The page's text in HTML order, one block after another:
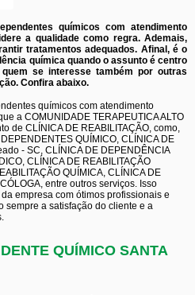
químicos com atendimento
a qualidade como regra. Ademais,
tratamentos adequados. Afinal, é o
química quando o assunto é centro
se interesse também por outras
Confira abaixo.
químicos com atendimento
a COMUNIDADE TERAPEUTICA ALTO
de CLÍNICA DE REABILITAÇÃO, como,
QUÍMICO, CLÍNICA DE
- SC, CLÍNICA DE DEPENDÊNCIA
CLÍNICA DE REABILITAÇÃO
QUÍMICA, CLÍNICA DE
entre outros serviços. Isso
empresa com ótimos profissionais e
sempre a satisfação do cliente e a
QUÍMICO SANTA